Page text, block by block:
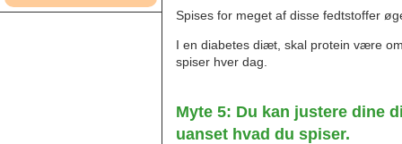
Spises for meget af disse fedtstoffer
I en diabetes diæt, skal protein være
spiser hver dag.
Myte 5: Du kan justere dine
uanset hvad du spiser.